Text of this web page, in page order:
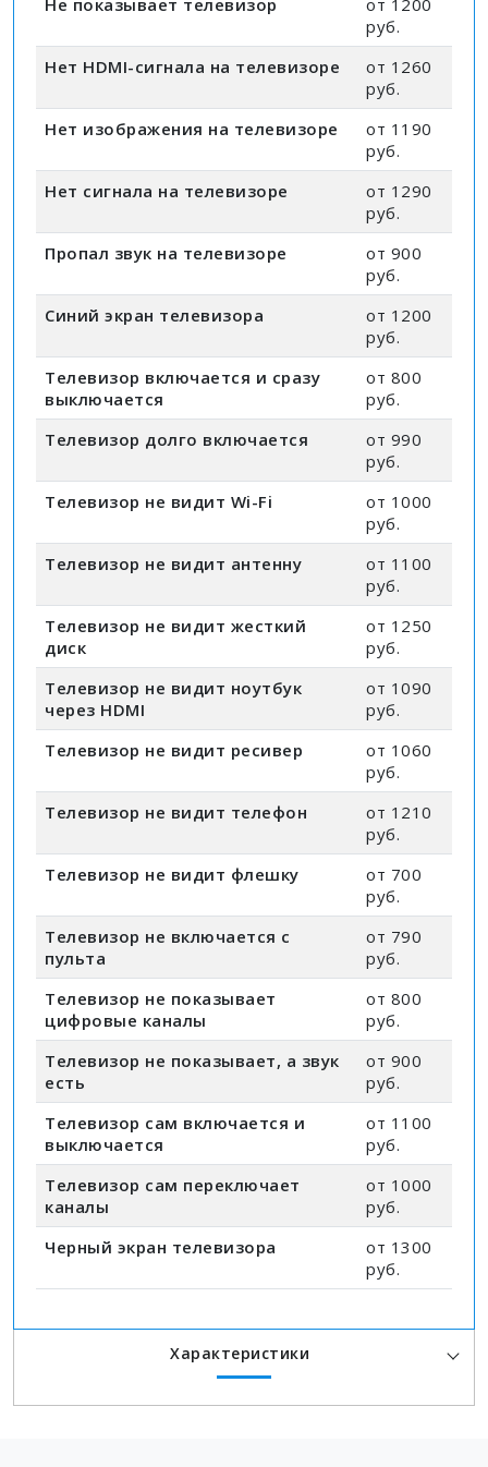
Не показывает телевизор
от 1200
руб.
Нет HDMI-сигнала на телевизоре
от 1260
руб.
Нет изображения на телевизоре
от 1190
руб.
Нет сигнала на телевизоре
от 1290
руб.
Пропал звук на телевизоре
от 900
руб.
Синий экран телевизора
от 1200
руб.
Телевизор включается и сразу
выключается
от 800
руб.
Телевизор долго включается
от 990
руб.
Телевизор не видит Wi-Fi
от 1000
руб.
Телевизор не видит антенну
от 1100
руб.
Телевизор не видит жесткий
диск
от 1250
руб.
Телевизор не видит ноутбук
через HDMI
от 1090
руб.
Телевизор не видит ресивер
от 1060
руб.
Телевизор не видит телефон
от 1210
руб.
Телевизор не видит флешку
от 700
руб.
Телевизор не включается с
пульта
от 790
руб.
Телевизор не показывает
цифровые каналы
от 800
руб.
Телевизор не показывает, а звук
есть
от 900
руб.
Телевизор сам включается и
выключается
от 1100
руб.
Телевизор сам переключает
каналы
от 1000
руб.
Черный экран телевизора
от 1300
руб.
Характеристики